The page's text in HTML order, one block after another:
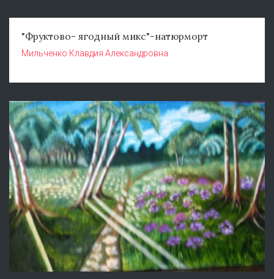
"Фруктово- ягодный микс"-натюрморт
Мильченко Клавдия Александровна